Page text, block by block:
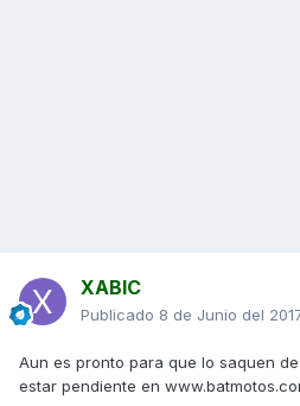
XABIC
Publicado 8 de Junio del
Aun es pronto para que lo saquen
estar pendiente en